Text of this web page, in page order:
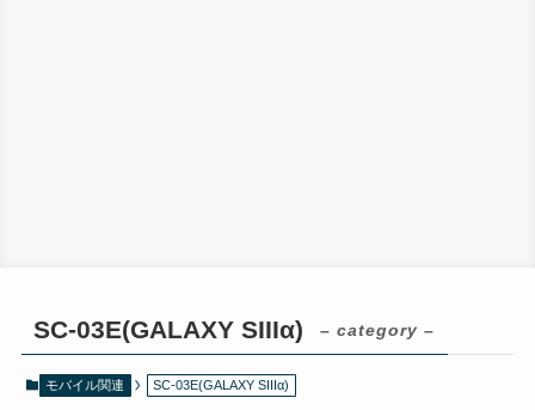
SC-03E(GALAXY SIIIα) – category –
モバイル関連 SC-03E(GALAXY SIIIα)